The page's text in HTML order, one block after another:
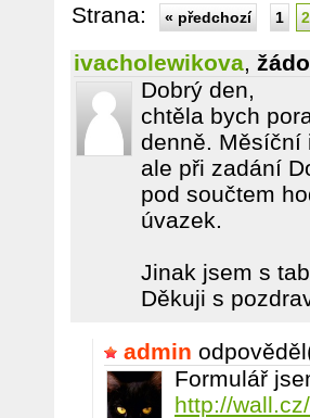
Strana: « předchozí 1 2
ivacholewikova,
Dobrý den,
chtěla bych
denně. Měsíční
ale při zadání
pod součtem
úvazek.
Jinak jsem s
Děkuji s
admin
Formulář
http://